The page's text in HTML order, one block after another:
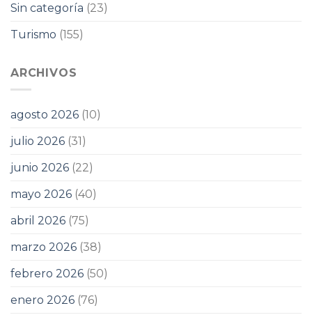
Sin categoría (23)
Turismo (155)
ARCHIVOS
agosto 2026 (10)
julio 2026 (31)
junio 2026 (22)
mayo 2026 (40)
abril 2026 (75)
marzo 2026 (38)
febrero 2026 (50)
enero 2026 (76)